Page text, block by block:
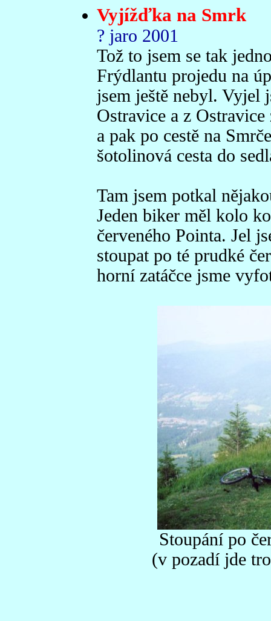
Vyjížďka na Smrk
? jaro 2001
Tož to jsem se tak
Frýdlantu projedu na
jsem ještě nebyl. Vyjel
Ostravice a z Ostravice
a pak po cestě na
šotolinová cesta do
Tam jsem potkal
Jeden biker měl kolo
červeného Pointa. Jel
stoupat po té prudké
horní zatáčce jsme
Stoupání po
(v pozadí jde